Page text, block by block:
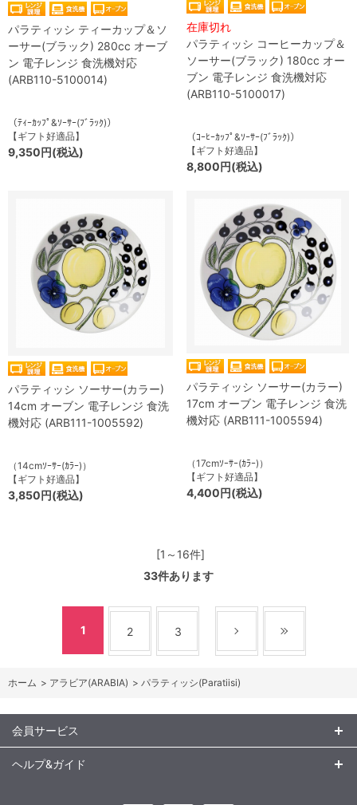
パラティッシ ティーカップ＆ソ
ーサー(ブラック) 280cc オーブ
ン 電子レンジ 食洗機対応
(ARB110-5100014)
（ﾃｨｰｶｯﾌﾟ&ｿｰｻｰ(ﾌﾞﾗｯｸ)）
【ギフト好適品】
9,350円(税込)
在庫切れ
パラティッシ コーヒーカップ＆
ソーサー(ブラック) 180cc オー
ブン 電子レンジ 食洗機対応
(ARB110-5100017)
（ｺｰﾋｰｶｯﾌﾟ&ｿｰｻｰ(ﾌﾞﾗｯｸ)）
【ギフト好適品】
8,800円(税込)
パラティッシ ソーサー(カラー)
14cm オーブン 電子レンジ 食洗
機対応 (ARB111-1005592)
（14cmｿｰｻｰ(ｶﾗｰ)）
【ギフト好適品】
3,850円(税込)
パラティッシ ソーサー(カラー)
17cm オーブン 電子レンジ 食洗
機対応 (ARB111-1005594)
（17cmｿｰｻｰ(ｶﾗｰ)）
【ギフト好適品】
4,400円(税込)
[1～16件]
33件あります
1 2 3
ホーム > アラビア(ARABIA) > パラティッシ(Paratiisi)
会員サービス
ヘルプ&ガイド